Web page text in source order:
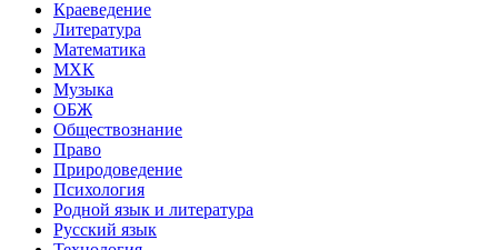
Краеведение
Литература
Математика
МХК
Музыка
ОБЖ
Обществознание
Право
Природоведение
Психология
Родной язык и литература
Русский язык